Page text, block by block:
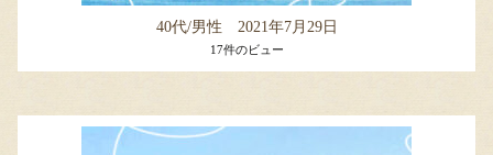
40代/男性 2021年7月29日
17件のビュー